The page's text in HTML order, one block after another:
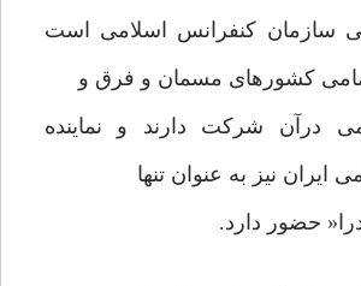
سازمان کنفرانس اسلامی است
تمامی کشورهای مسمان و فرق و
درآن شرکت دارند و نماینده
ایران نیز به عنوان تنها
حضور دارد.